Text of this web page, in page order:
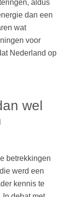
aldus
dan een
wat
voor
Nederland op
wel
betrekkingen
werd een
kennis te